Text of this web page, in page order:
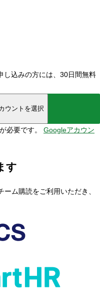
し込みの方には、30日間無料
ウントを選択
必要です。 Googleアカウン
す
ム購読をご利用いただき、